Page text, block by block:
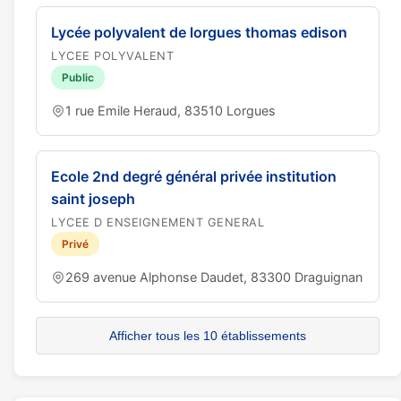
Lycée polyvalent de lorgues thomas edison
LYCEE POLYVALENT
Public
1 rue Emile Heraud, 83510 Lorgues
Ecole 2nd degré général privée institution
saint joseph
LYCEE D ENSEIGNEMENT GENERAL
Privé
269 avenue Alphonse Daudet, 83300 Draguignan
Afficher tous les 10 établissements